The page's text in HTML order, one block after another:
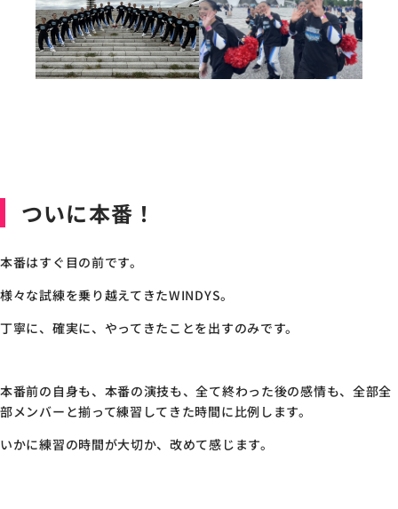
ついに本番！
本番はすぐ目の前です。
様々な試練を乗り越えてきたWINDYS。
丁寧に、確実に、やってきたことを出すのみです。
本番前の自身も、本番の演技も、全て終わった後の感情も、全部全
部メンバーと揃って練習してきた時間に比例します。
いかに練習の時間が大切か、改めて感じます。